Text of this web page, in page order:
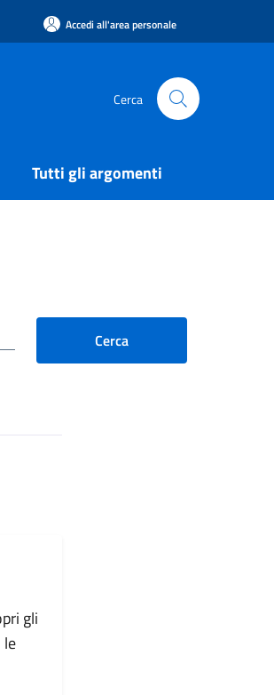
Accedi all'area personale
Cerca
Tutti gli argomenti
Cerca
gli
le